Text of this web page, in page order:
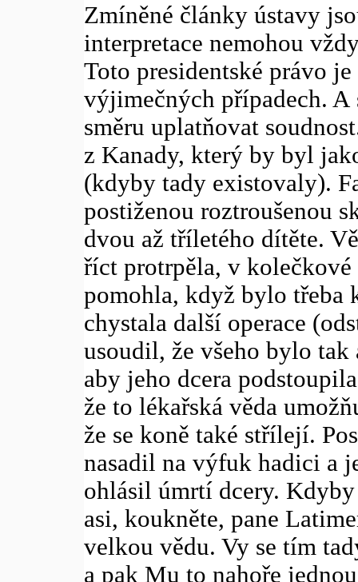
Zmíněné články ústavy
interpretace nemohou
Toto presidentské právo
výjimečných případech. A
směru uplatňovat
z Kanady, který by byl
(kdyby tady existovaly).
postiženou roztroušenou
dvou až tříletého dítěte.
říct protrpěla, v
pomohla, když bylo třeba
chystala další operace
usoudil, že všeho bylo tak
aby jeho dcera
že to lékařská věda
že se koně také střílejí.
nasadil na výfuk hadici a
ohlásil úmrtí dcery.
asi, koukněte, pane
velkou vědu. Vy se tím
a pak Mu to nahoře